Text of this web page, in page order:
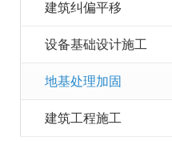
建筑纠偏平移
设备基础设计施工
地基处理加固
建筑工程施工